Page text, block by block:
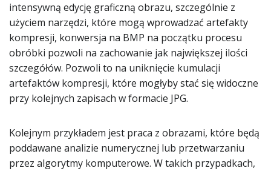
intensywną edycję graficzną obrazu, szczególnie z
użyciem narzędzi, które mogą wprowadzać artefakty
kompresji, konwersja na BMP na początku procesu
obróbki pozwoli na zachowanie jak największej ilości
szczegółów. Pozwoli to na uniknięcie kumulacji
artefaktów kompresji, które mogłyby stać się widoczne
przy kolejnych zapisach w formacie JPG.
Kolejnym przykładem jest praca z obrazami, które będą
poddawane analizie numerycznej lub przetwarzaniu
przez algorytmy komputerowe. W takich przypadkach,